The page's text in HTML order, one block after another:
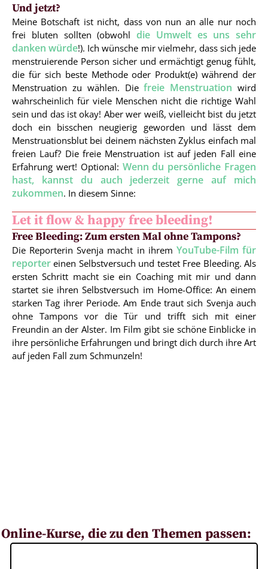
Und jetzt?
Meine Botschaft ist nicht, dass von nun an alle nur noch
frei bluten sollten (obwohl die Umwelt es uns sehr
danken würde!). Ich wünsche mir vielmehr, dass sich jede
menstruierende Person sicher und ermächtigt genug fühlt,
die für sich beste Methode oder Produkt(e) während der
Menstruation zu wählen. Diefreie Menstruation wird
wahrscheinlich für viele Menschen nicht die richtige Wahl
sein und das ist okay! Aber wer weiß, vielleicht bist du jetzt
doch ein bisschen neugierig geworden und lässt dem
Menstruationsblut bei deinem nächsten Zyklus einfach mal
freien Lauf? Die freie Menstruation ist auf jeden Fall eine
Erfahrung wert! Optional: Wenn du persönliche Fragen
hast, kannst du auch jederzeit gerne auf mich
zukommen. In diesem Sinne:
Let it flow & happy free bleeding!
Free Bleeding: Zum ersten Mal ohne Tampons?
Die Reporterin Svenja macht in ihrem YouTube-Film für
reporter einen Selbstversuch und testet Free Bleeding. Als
ersten Schritt macht sie ein Coaching mit mir und dann
startet sie ihren Selbstversuch im Home-Office: An einem
starken Tag ihrer Periode. Am Ende traut sich Svenja auch
ohne Tampons vor die Tür und trifft sich mit einer
Freundin an der Alster. Im Film gibt sie schöne Einblicke in
ihre persönliche Erfahrungen und bringt dich durch ihre Art
auf jeden Fall zum Schmunzeln!
Online-Kurse, die zu den Themen passen: